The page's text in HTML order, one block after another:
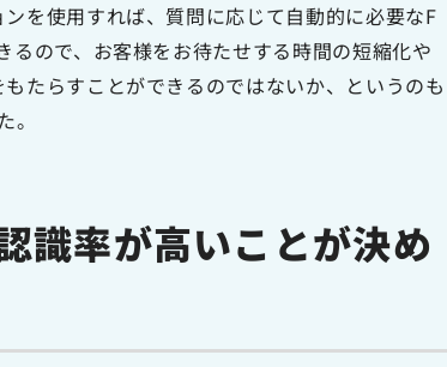
を使用すれば、質問に応じて自動的に必要なF
るので、お客様をお待たせする時間の短縮化や
たらすことができるのではないか、というのも
。
識率が高いことが決め